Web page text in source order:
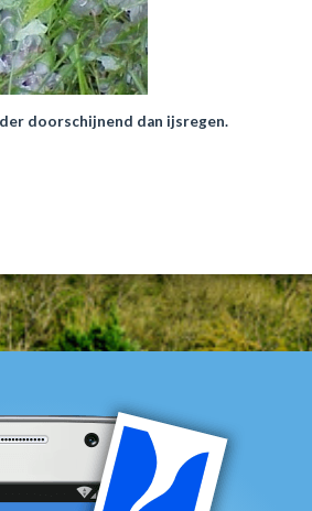
doorschijnend dan ijsregen.